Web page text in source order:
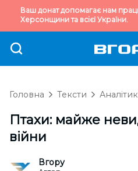
Ваш донат допомагає нам
Херсонщини та всієї України.
Головна Тексти
Птахи: майже
війни
Вгору